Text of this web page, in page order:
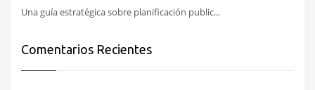
Una guía estratégica sobre planificación public...
Comentarios Recientes